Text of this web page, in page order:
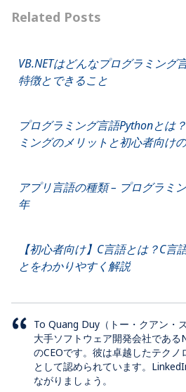
Related Posts
VB.NETはどんなプログラミング
特徴とできること
プログラミング言語Pythonとは
ミングのメリットと初心者向け
アプリ言語の種類 – プログラミ
年
【初心者向け】C言語とは？C言
とをわかりやすく解説
To Quang Duy（トー・クアン・
大手ソフトウェア開発会社であ
のCEOです。彼は卓越したテクノ
として認められています。
ながりましょう。